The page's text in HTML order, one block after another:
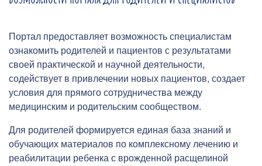
Портал предоставляет возможность специалистам
ознакомить родителей и пациентов с результатами
своей практической и научной деятельности,
содействует в привлечении новых пациентов, создает
условия для прямого сотрудничества между
медицинским и родительским сообществом.
Для родителей формируется единая база знаний и
обучающих материалов по комплексному лечению и
реабилитации ребенка с врожденной расщелиной